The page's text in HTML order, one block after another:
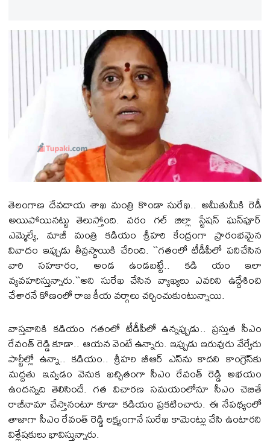
తెలంగాణ దేవ‌దాయ శాఖ మంత్రి కొండా సురేఖ‌.. అమీతుమీకి రెడీ
అయిపోయిన‌ట్టు తెలుస్తోంది. వ‌రం గ‌ల్ జిల్లా స్టేష‌న్ ఘ‌న్‌పూర్
ఎమ్మెల్యే, మాజీ మంత్రి క‌డియం శ్రీహ‌రి కేంద్రంగా ప్రారంభ‌మైన
వివాదం ఇప్పుడు తీవ్రస్థాయికి చేరింది. ``గ‌తంలో టీడీపీలో ప‌నిచేసిన
వారి స‌హ‌కారం, అండ ఉండ‌బ‌ట్టే.. క‌డి యం ఇలా
వ్య‌వ‌హ‌రిస్తున్నారు.``అని సురేఖ చేసిన వ్యాఖ్య‌లు ఎవ‌రిని ఉద్దేశించి
చేశార‌నే కోణంలో రాజ కీయ వ‌ర్గాలు చ‌ర్చించుకుంటున్నాయి.
వాస్త‌వానికి క‌డియం గ‌తంలో టీడీపీలో ఉన్న‌ప్పుడు.. ప్ర‌స్తుత సీఎం
రేవంత్ రెడ్డి కూడా.. ఆయ‌న వెంటే ఉన్నారు. ఇప్పుడు ఇరువురు వేర్వేరు
పార్టీల్లో ఉన్నా.. క‌డియం.. శ్రీహ‌రి బీఆర్ ఎస్‌ను కాద‌ని కాంగ్రెస్‌కు
మద్ద‌తు ఇవ్వ‌డం వెనుక ఖ‌చ్చితంగా సీఎం రేవంత్ రెడ్డి అభ‌యం
ఉంద‌న్న‌ది తెలిసిందే. గ‌త విచార‌ణ స‌మ‌యంలోనూ సీఎం చెబితే
రాజీనామా చేస్తానంటూ కూడా క‌డియం ప్ర‌క‌టించారు. ఈ నేప‌థ్యంలో
తాజాగా సీఎం రేవంత్ రెడ్డి ల‌క్ష్యంగానే సురేఖ కామెంట్లు చేసి ఉంటార‌ని
విశ్లేష‌కులు భావిస్తున్నారు.